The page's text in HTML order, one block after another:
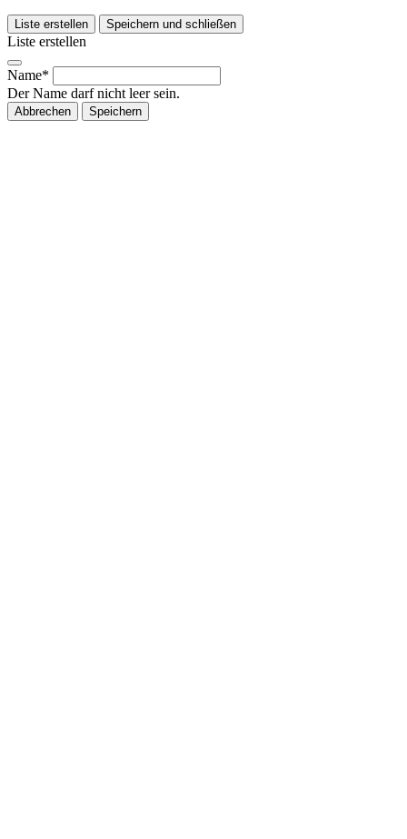
Liste erstellen Speichern und schließen
Liste erstellen
Name*
Der Name darf nicht leer sein.
Abbrechen Speichern